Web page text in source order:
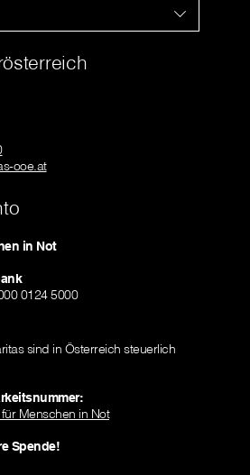
ooe.at
in Not
0124 5000
sind in Österreich steuerlich
Menschen in Not
Spende!